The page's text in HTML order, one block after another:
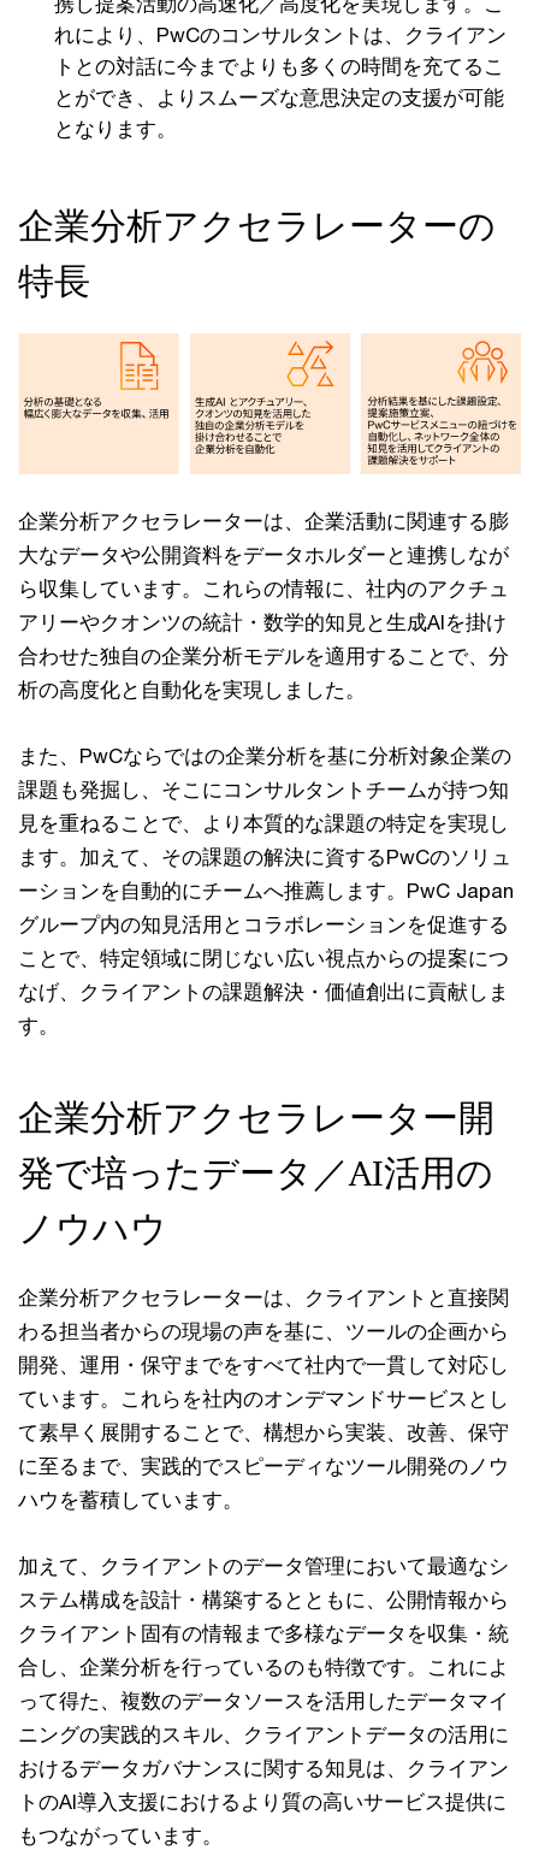
れにより、PwCのコンサルタントは、クライアン
トとの対話に今までよりも多くの時間を充てるこ
とができ、よりスムーズな意思決定の支援が可能
となります。
企業分析アクセラレーターの
特長
企業分析アクセラレーターは、企業活動に関連する膨
大なデータや公開資料をデータホルダーと連携しなが
ら収集しています。これらの情報に、社内のアクチュ
アリーやクオンツの統計・数学的知見と生成AIを掛け
合わせた独自の企業分析モデルを適用することで、分
析の高度化と自動化を実現しました。
また、PwCならではの企業分析を基に分析対象企業の
課題も発掘し、そこにコンサルタントチームが持つ知
見を重ねることで、より本質的な課題の特定を実現し
ます。加えて、その課題の解決に資するPwCのソリュ
ーションを自動的にチームへ推薦します。PwC Japan
グループ内の知見活用とコラボレーションを促進する
ことで、特定領域に閉じない広い視点からの提案につ
なげ、クライアントの課題解決・価値創出に貢献しま
す。
企業分析アクセラレーター開
発で培ったデータ／AI活用の
ノウハウ
企業分析アクセラレーターは、クライアントと直接関
わる担当者からの現場の声を基に、ツールの企画から
開発、運用・保守までをすべて社内で一貫して対応し
ています。これらを社内のオンデマンドサービスとし
て素早く展開することで、構想から実装、改善、保守
に至るまで、実践的でスピーディなツール開発のノウ
ハウを蓄積しています。
加えて、クライアントのデータ管理において最適なシ
ステム構成を設計・構築するとともに、公開情報から
クライアント固有の情報まで多様なデータを収集・統
合し、企業分析を行っているのも特徴です。これによ
って得た、複数のデータソースを活用したデータマイ
ニングの実践的スキル、クライアントデータの活用に
おけるデータガバナンスに関する知見は、クライアン
トのAI導入支援におけるより質の高いサービス提供に
もつながっています。